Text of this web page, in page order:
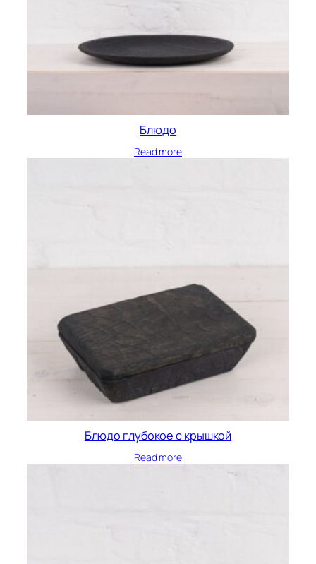
Блюдо
Read more
Блюдо глубокое с крышкой
Read more